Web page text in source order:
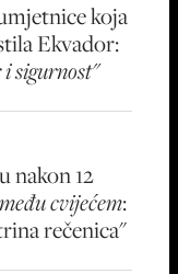
koja
Ekvador:
sigurnost"
nakon 12
cvijećem:
rečenica"